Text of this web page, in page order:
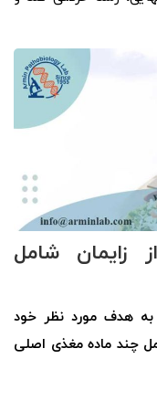
زایمان شامل
به هدف مورد نظر خود
چند ماده مغذی اصلی